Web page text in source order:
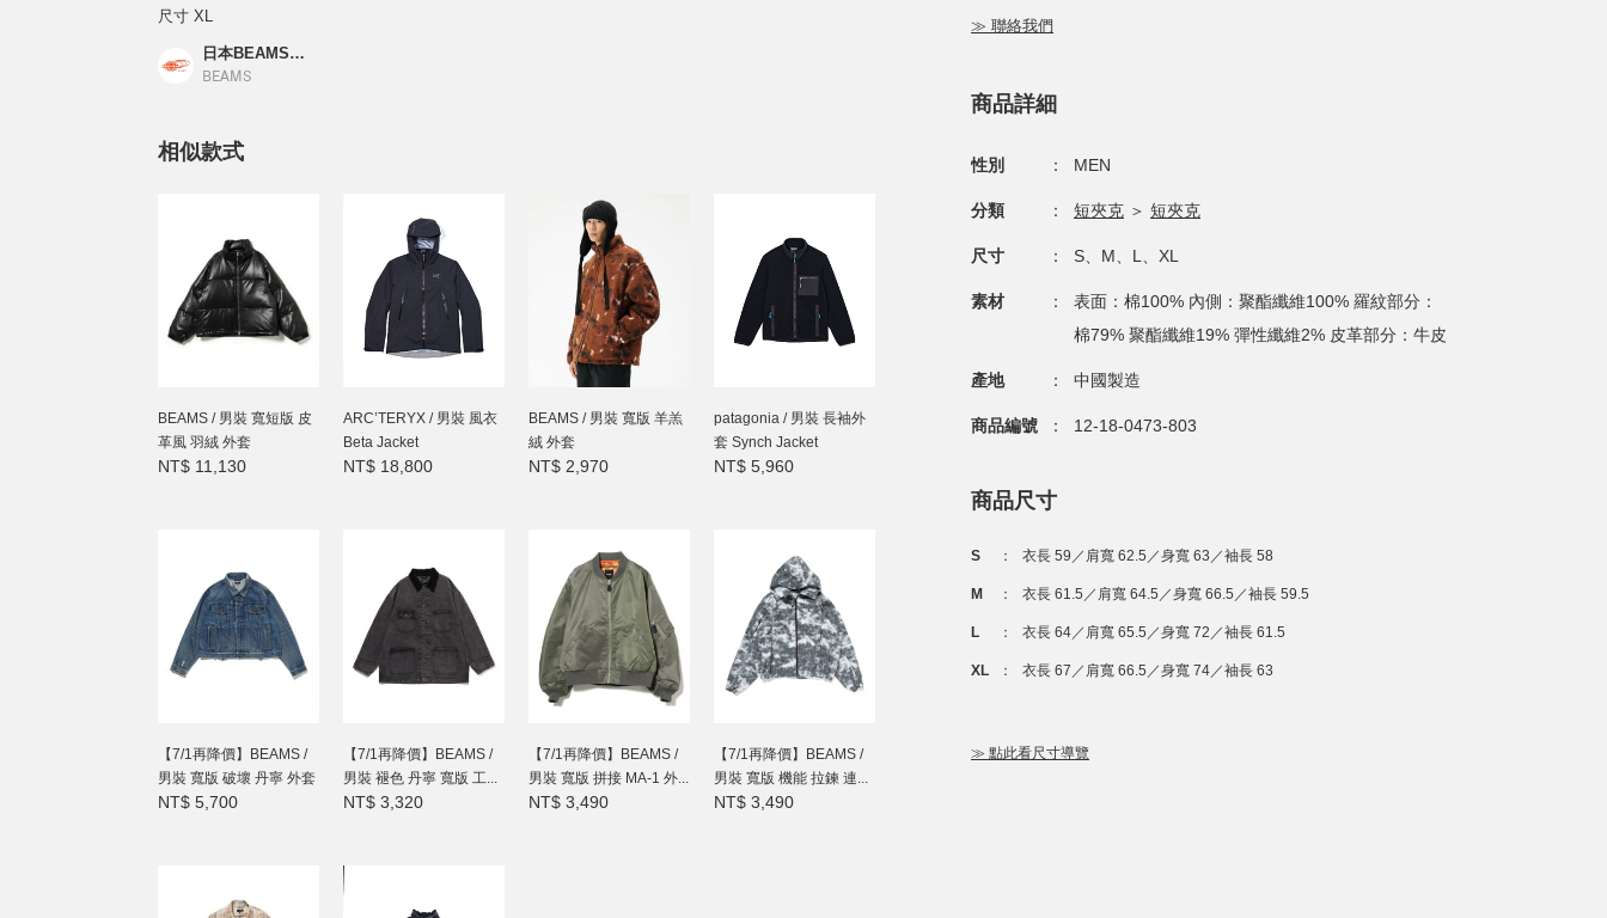
尺寸 XL
日本BEAMS店員_M
BEAMS
相似款式
BEAMS / 男裝 寬短版 皮
革風 羽絨 外套
NT$ 11,130
ARC’TERYX / 男裝 風衣
Beta Jacket
NT$ 18,800
BEAMS / 男裝 寬版 羊羔
絨 外套
NT$ 2,970
patagonia / 男裝 長袖外
套 Synch Jacket
NT$ 5,960
【7/1再降價】BEAMS /
男裝 寬版 破壞 丹寧 外套
NT$ 5,700
【7/1再降價】BEAMS /
男裝 褪色 丹寧 寬版 工...
NT$ 3,320
【7/1再降價】BEAMS /
男裝 寬版 拼接 MA-1 外...
NT$ 3,490
【7/1再降價】BEAMS /
男裝 寬版 機能 拉鍊 連...
NT$ 3,490
≫ 聯絡我們
商品詳細
性別 ： MEN
分類 ： 短夾克 ＞ 短夾克
尺寸 ： S、M、L、XL
素材 ：
表面：棉100% 內側：聚酯纖維100% 羅紋部分：
棉79% 聚酯纖維19% 彈性纖維2% 皮革部分：牛皮
產地 ： 中國製造
商品編號 ： 12-18-0473-803
商品尺寸
S ： 衣長 59／肩寬 62.5／身寬 63／袖長 58
M ： 衣長 61.5／肩寬 64.5／身寬 66.5／袖長 59.5
L ： 衣長 64／肩寬 65.5／身寬 72／袖長 61.5
XL ： 衣長 67／肩寬 66.5／身寬 74／袖長 63
≫ 點此看尺寸導覽